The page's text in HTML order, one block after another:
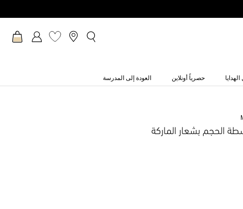
حصرياً أونلاين العودة إلى المدرسة
الحجم بشعار الماركة